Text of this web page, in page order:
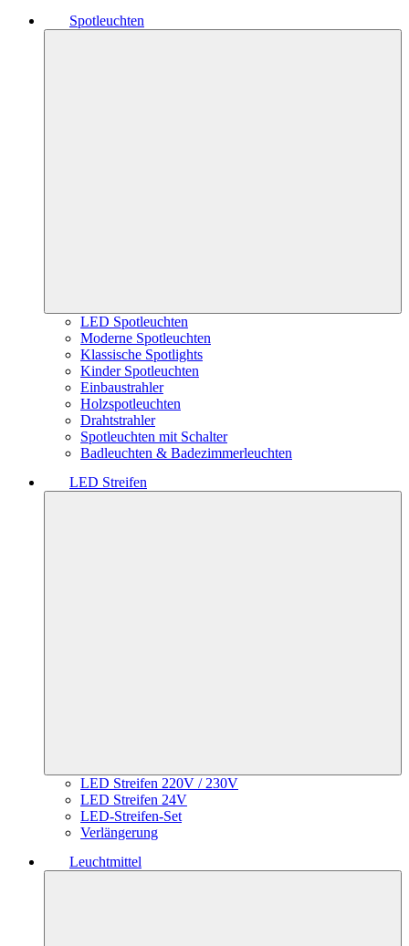
Spotleuchten
LED Spotleuchten
Moderne Spotleuchten
Klassische Spotlights
Kinder Spotleuchten
Einbaustrahler
Holzspotleuchten
Drahtstrahler
Spotleuchten mit Schalter
Badleuchten & Badezimmerleuchten
LED Streifen
LED Streifen 220V / 230V
LED Streifen 24V
LED-Streifen-Set
Verlängerung
Leuchtmittel